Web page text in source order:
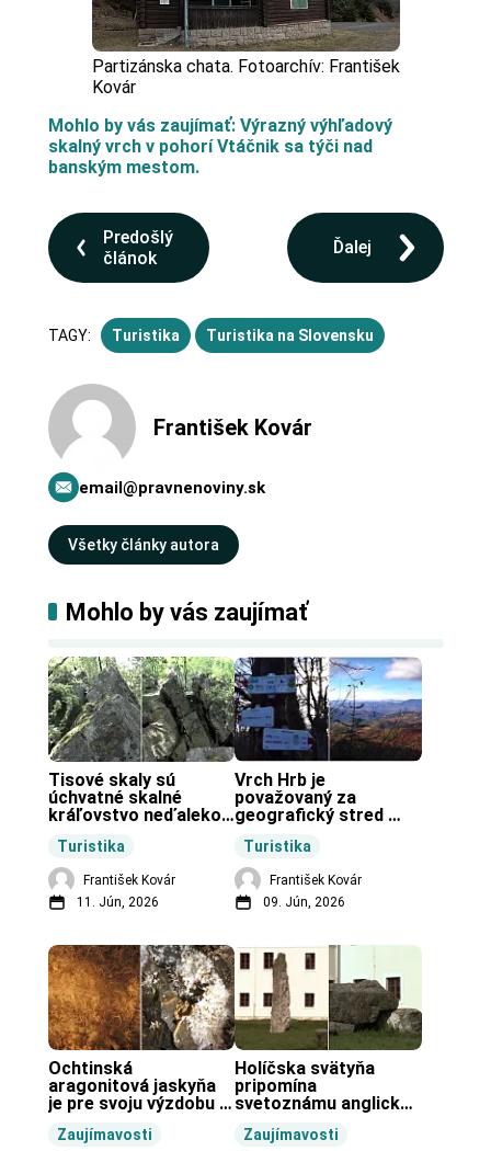
Partizánska chata. Fotoarchív: František
Kovár
Mohlo by vás zaujímať: Výrazný výhľadový
skalný vrch v pohorí Vtáčnik sa týči nad
banským mestom.
Predošlý
článok
Ďalej
TAGY: Turistika Turistika na Slovensku
František Kovár
email@pravnenoviny.sk
Všetky články autora
Mohlo by vás zaujímať
Turistika
Tisové skaly sú
úchvatné skalné
kráľovstvo neďaleko
František Kovár
11. Jún, 2026
Turistika
Vrch Hrb je
považovaný za
geografický stred
František Kovár
09. Jún, 2026
Zaujímavosti
Ochtinská
aragonitová jaskyňa
je pre svoju výzdobu
vo svete.
Zaujímavosti
Holíčska svätyňa
pripomína
svetoznámu anglickú